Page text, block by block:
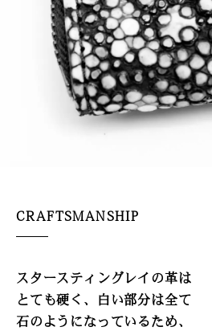
CRAFTSMANSHIP
スタースティングレイの革は
とても硬く、
白い部分は全て
石のようになっているため、